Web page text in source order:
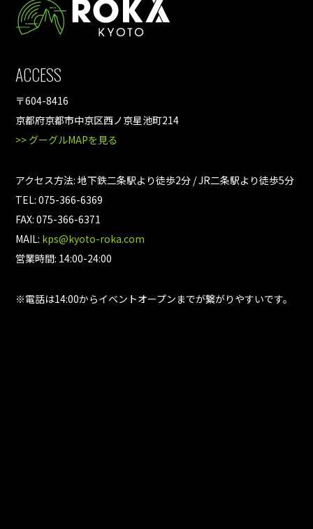
ACCESS
〒604-8416
京都府京都市中京区西ノ京星池町214
>> グーグルMAPを見る
アクセス方法: 地下鉄二条駅より徒歩2分 / JR二条駅より徒歩5分
TEL: 075-366-6369
FAX: 075-366-6371
MAIL: kps@kyoto-roka.com
営業時間: 14:00-24:00
※電話は14:00からイベントオープンまでが繋がりやすいです。